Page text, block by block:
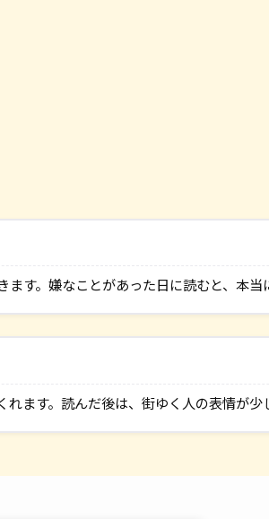
す。嫌なことがあった日に読むと、本当
ます。読んだ後は、街ゆく人の表情が少